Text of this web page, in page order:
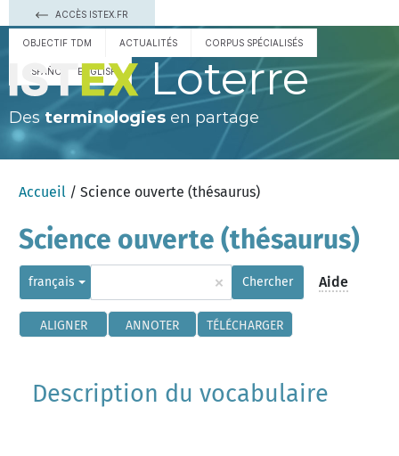
ACCÈS ISTEX.FR
OBJECTIF TDM ACTUALITÉS CORPUS SPÉCIALISÉS
ESPAÑOL ENGLISH Loterre
Des terminologies en partage
Accueil / Science ouverte (thésaurus)
Science ouverte (thésaurus)
français × Chercher Aide
ALIGNER ANNOTER TÉLÉCHARGER
Description du vocabulaire